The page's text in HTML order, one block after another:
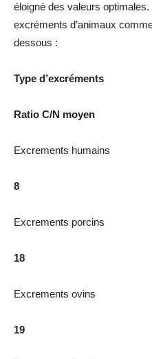
éloigné des valeurs optimales.
excréments d’animaux
dessous :
Type d’excréments
Ratio C/N moyen
Excrements humains
8
Excrements porcins
18
Excrements ovins
19